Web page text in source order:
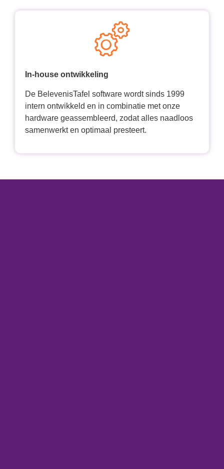
In-house ontwikkeling
De BelevenisTafel software wordt sinds 1999
intern ontwikkeld en in combinatie met onze
hardware geassembleerd, zodat alles naadloos
samenwerkt en optimaal presteert.